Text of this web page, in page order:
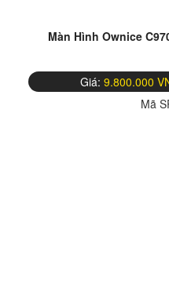
Màn Hình Ownice
Giá: 9.800.000
Mã